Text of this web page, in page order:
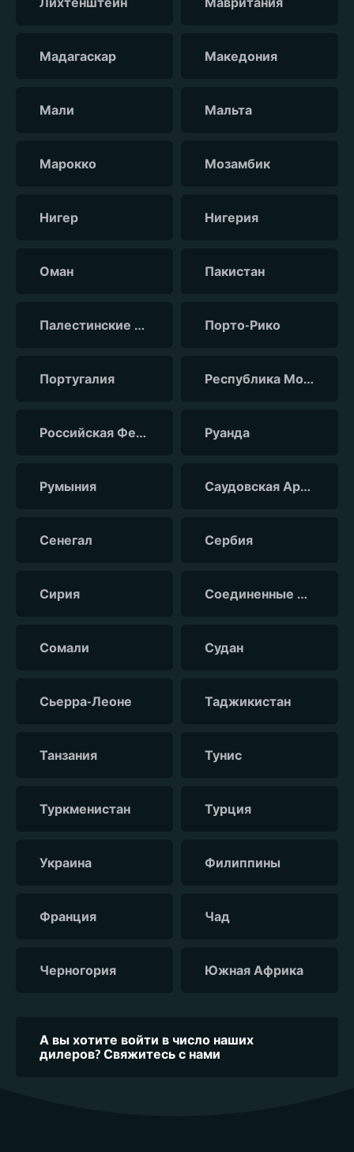
Мадагаскар Македония
Мали Мальта
Марокко Мозамбик
Нигер Нигерия
Оман Пакистан
Палестинские территории Порто-Рико
Португалия Республика Молдова
Российская Федерация Руанда
Румыния Саудовская Аравия
Сенегал Сербия
Сирия Соединенные Штаты Америки
Сомали Судан
Сьерра-Леоне Таджикистан
Танзания Тунис
Туркменистан Турция
Украина Филиппины
Франция Чад
Черногория Южная Африка
А вы хотите войти в число наших
дилеров? Свяжитесь с нами